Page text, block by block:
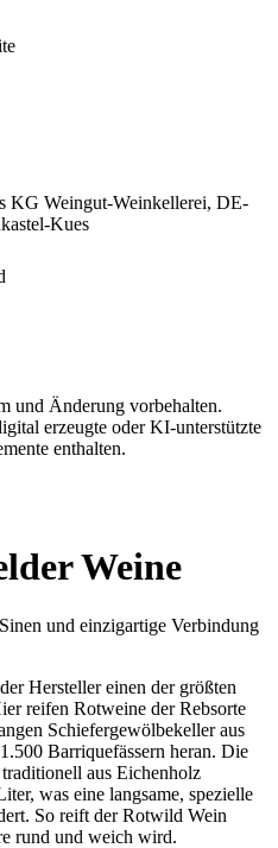
KG Weingut-Weinkellerei, DE-
Kues
und Änderung vorbehalten.
erzeugte oder KI-unterstützte
enthalten.
Weine
und einzigartige Verbindung
Hersteller einen der größten
reifen Rotweine der Rebsorte
Schiefergewölbekeller aus
Barriquefässern heran. Die
aus Eichenholz
was eine langsame, spezielle
So reift der Rotwild Wein
rund und weich wird.